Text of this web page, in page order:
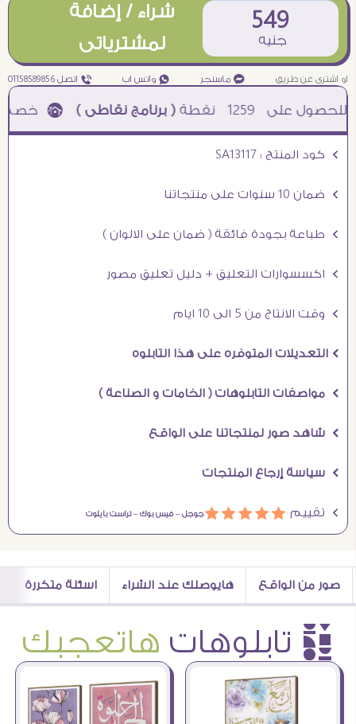
549
جنيه
شراء / إضافة
لمشترياتى
او اشترى عن طريق ¥ ماسنجر ₧ واتس اب ƒ اتصل 01158589856
1259 نقطة( برنامج نقاطى )à خصم 5% للعملاء الجدد à شحن مجانى عند الشراء ب 4000 جنيه à
Ö كود المنتج : SA13117
Ö ضمان 10 سنوات على منتجاتنا
Ö طباعة بجودة فائقة ( ضمان على الالوان )
Ö اكسسوارات التعليق + دليل تعليق مصور
Ö وقت الانتاج من 5 الى 10 ايام
Ö التعديلات المتوفره على هذا التابلوه
Ö مواصفات التابلوهات ( الخامات و الصناعة )
Ö شاهد صور لمنتجاتنا على الواقع
Ö سياسة إرجاع المنتجات
Ö تقييم áááááجوجل –فيس بوك –تراست بايلوت
صور من الواقع هايوصلك عند الشراء اسئلة متكررة
è تابلوهات هاتعجبك